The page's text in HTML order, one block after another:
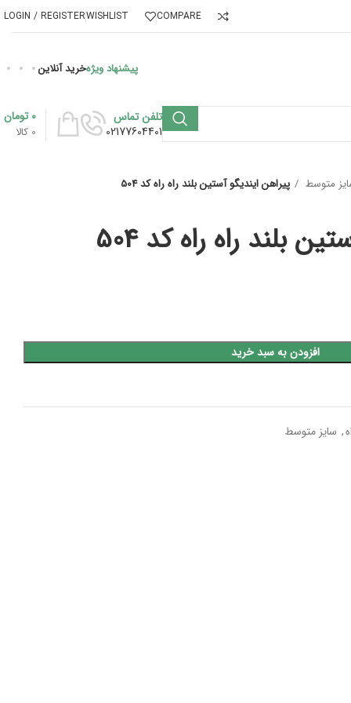
COMPARE
WISHLIST
LOGIN / REGISTER
پیشنهاد ویژهخرید آنلاین
تلفن تماس
02177604401
0 کالا
0 تومان
متوسط پیراهن ایندیگو آستین بلند راه راه کد 504
بلند راه راه کد 504
افزودن به سبد خرید
, سایز متوسط